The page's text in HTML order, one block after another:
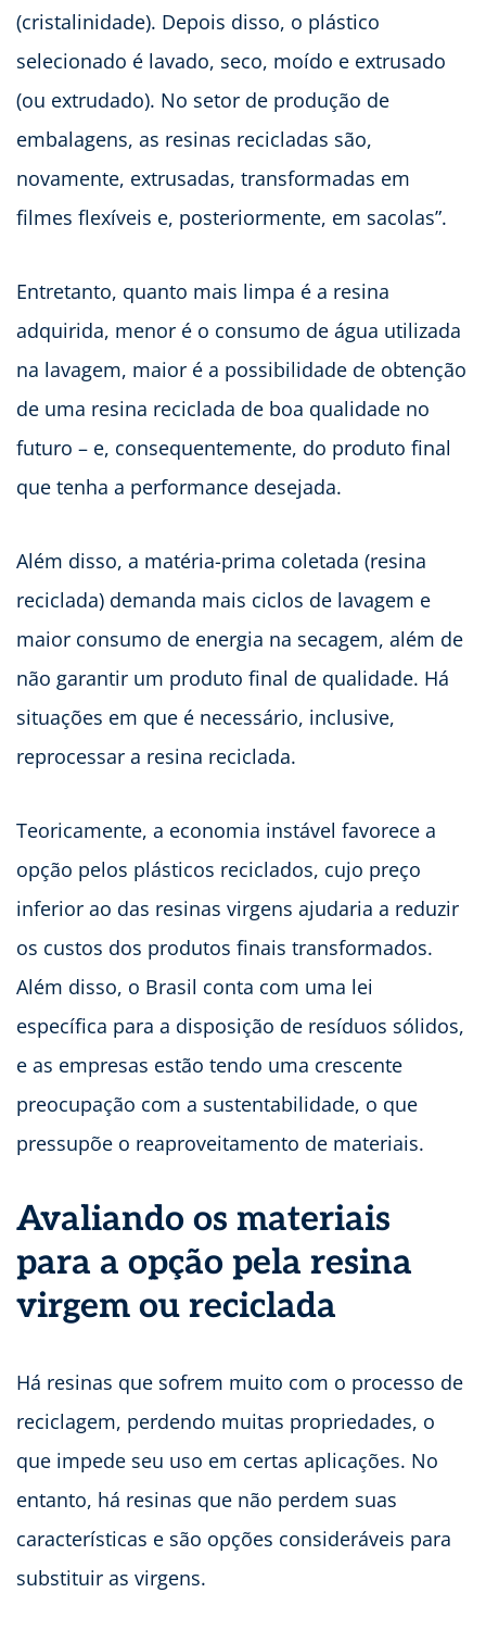
(cristalinidade). Depois disso, o plástico
selecionado é lavado, seco, moído e extrusado
(ou extrudado). No setor de produção de
embalagens, as resinas recicladas são,
novamente, extrusadas, transformadas em
filmes flexíveis e, posteriormente, em sacolas”.
Entretanto, quanto mais limpa é a resina
adquirida, menor é o consumo de água utilizada
na lavagem, maior é a possibilidade de obtenção
de uma resina reciclada de boa qualidade no
futuro – e, consequentemente, do produto final
que tenha a performance desejada.
Além disso, a matéria-prima coletada (resina
reciclada) demanda mais ciclos de lavagem e
maior consumo de energia na secagem, além de
não garantir um produto final de qualidade. Há
situações em que é necessário, inclusive,
reprocessar a resina reciclada.
Teoricamente, a economia instável favorece a
opção pelos plásticos reciclados, cujo preço
inferior ao das resinas virgens ajudaria a reduzir
os custos dos produtos finais transformados.
Além disso, o Brasil conta com uma lei
específica para a disposição de resíduos sólidos,
e as empresas estão tendo uma crescente
preocupação com a sustentabilidade, o que
pressupõe o reaproveitamento de materiais.
Avaliando os materiais
para a opção pela resina
virgem ou reciclada
Há resinas que sofrem muito com o processo de
reciclagem, perdendo muitas propriedades, o
que impede seu uso em certas aplicações. No
entanto, há resinas que não perdem suas
características e são opções consideráveis para
substituir as virgens.